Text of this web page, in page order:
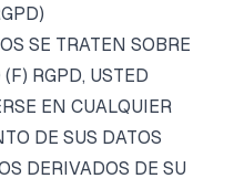
SE TRATEN SOBRE
RGPD, USTED
EN CUALQUIER
DE SUS DATOS
DERIVADOS DE SU